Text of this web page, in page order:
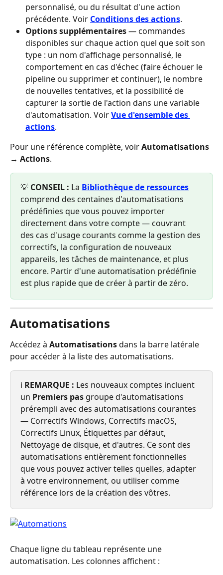
personnalisé, ou du résultat d'une action
précédente. Voir Conditions des actions.
Options supplémentaires — commandes
disponibles sur chaque action quel que soit son
type : un nom d'affichage personnalisé, le
comportement en cas d'échec (faire échouer le
pipeline ou supprimer et continuer), le nombre
de nouvelles tentatives, et la possibilité de
capturer la sortie de l'action dans une variable
d'automatisation. Voir Vue d'ensemble des
actions.
Pour une référence complète, voir Automatisations
→ Actions.
💡 CONSEIL : La Bibliothèque de ressources
comprend des centaines d'automatisations
prédéfinies que vous pouvez importer
directement dans votre compte — couvrant
des cas d'usage courants comme la gestion des
correctifs, la configuration de nouveaux
appareils, les tâches de maintenance, et plus
encore. Partir d'une automatisation prédéfinie
est plus rapide que de créer à partir de zéro.
Automatisations
Accédez à Automatisations dans la barre latérale
pour accéder à la liste des automatisations.
ℹ️ REMARQUE : Les nouveaux comptes incluent
un Premiers pas groupe d'automatisations
prérempli avec des automatisations courantes
— Correctifs Windows, Correctifs macOS,
Correctifs Linux, Étiquettes par défaut,
Nettoyage de disque, et d'autres. Ce sont des
automatisations entièrement fonctionnelles
que vous pouvez activer telles quelles, adapter
à votre environnement, ou utiliser comme
référence lors de la création des vôtres.
Chaque ligne du tableau représente une
automatisation. Les colonnes affichent :